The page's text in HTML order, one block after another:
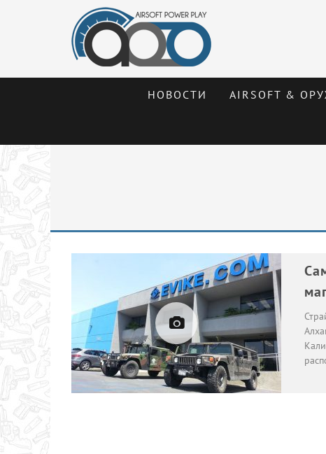
НОВОСТИ AIRSOFT &